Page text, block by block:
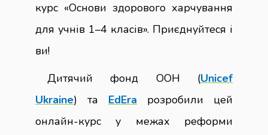
курс «Основи здорового харчування
для учнів 1–4 класів». Приєднуйтеся і
ви!
Дитячий фонд ООН (Unicef
Ukraine) та EdEra розробили цей
онлайн-курс у межах реформи